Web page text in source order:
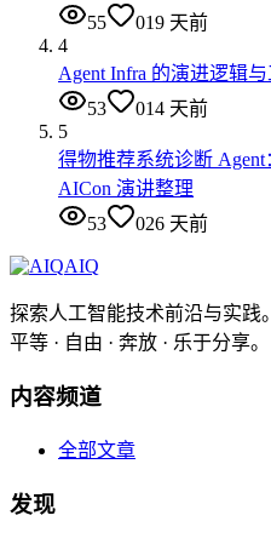
55
019 天前
4
Agent Infra 的演进逻辑
53
014 天前
5
得物推荐系统诊断 Agent
AICon 演讲整理
53
026 天前
AIQ
探索人工智能技术前沿与实践。
平等 · 自由 · 奔放 · 乐于分享。
内容频道
全部文章
发现